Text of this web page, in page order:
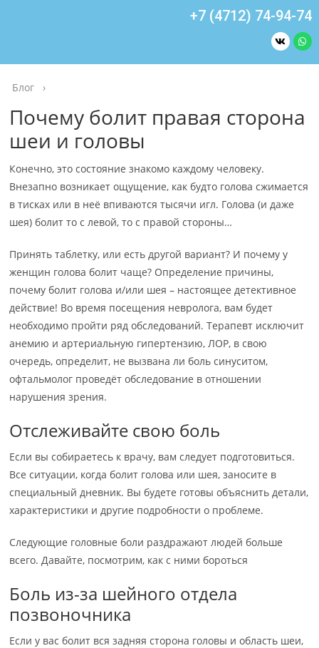
+7 (4712) 74-94-74
Блог ›
Почему болит правая сторона
шеи и головы
Конечно, это состояние знакомо каждому человеку.
Внезапно возникает ощущение, как будто голова сжимается
в тисках или в неё впиваются тысячи игл. Голова (и даже
шея) болит то с левой, то с правой стороны…
Принять таблетку, или есть другой вариант? И почему у
женщин голова болит чаще? Определение причины,
почему болит голова и/или шея – настоящее детективное
действие! Во время посещения невролога, вам будет
необходимо пройти ряд обследований. Терапевт исключит
анемию и артериальную гипертензию, ЛОР, в свою
очередь, определит, не вызвана ли боль синуситом,
офтальмолог проведёт обследование в отношении
нарушения зрения.
Отслеживайте свою боль
Если вы собираетесь к врачу, вам следует подготовиться.
Все ситуации, когда болит голова или шея, заносите в
специальный дневник. Вы будете готовы объяснить детали,
характеристики и другие подробности о проблеме.
Следующие головные боли раздражают людей больше
всего. Давайте, посмотрим, как с ними бороться
Боль из-за шейного отдела
позвоночника
Если у вас болит вся задняя сторона головы и область шеи,